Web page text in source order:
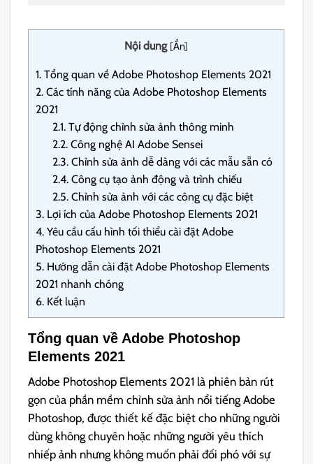
Nội dung [Ẩn]
1. Tổng quan về Adobe Photoshop Elements 2021
2. Các tính năng của Adobe Photoshop Elements
2021
2.1. Tự động chỉnh sửa ảnh thông minh
2.2. Công nghệ AI Adobe Sensei
2.3. Chỉnh sửa ảnh dễ dàng với các mẫu sẵn có
2.4. Công cụ tạo ảnh động và trình chiếu
2.5. Chỉnh sửa ảnh với các công cụ đặc biệt
3. Lợi ích của Adobe Photoshop Elements 2021
4. Yêu cầu cấu hình tối thiểu cài đặt Adobe
Photoshop Elements 2021
5. Hướng dẫn cài đặt Adobe Photoshop Elements
2021 nhanh chóng
6. Kết luận
Tổng quan về Adobe Photoshop
Elements 2021
Adobe Photoshop Elements 2021 là phiên bản rút
gọn của phần mềm chỉnh sửa ảnh nổi tiếng Adobe
Photoshop, được thiết kế đặc biệt cho những người
dùng không chuyên hoặc những người yêu thích
nhiếp ảnh nhưng không muốn phải đối phó với sự